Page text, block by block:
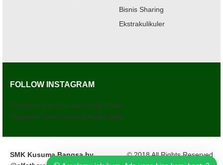
Bisnis Sharing
Ekstrakulikuler
FOLLOW INSTAGRAM
Instagram has returned invalid data.
Instagram has returned invalid data.
SMK Kusuma Bangsa by
© 2018 All Rights Reserved